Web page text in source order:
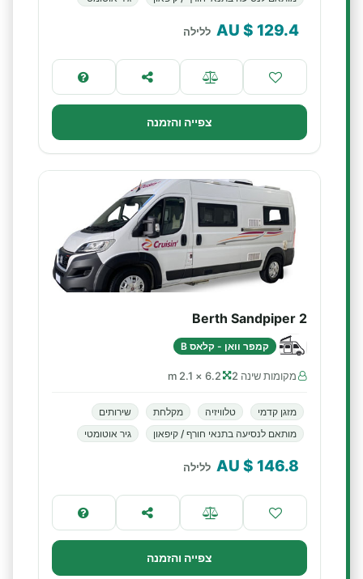
129.4
$ AU ללילה
צפייה והזמנה
2 Berth Sandpiper
קמפר וואן - קלאס B
מקומות שינה 2 6.2 × 2.1 m
מזגן קדמי טלוויזיה מקלחת
שירותים
מותאם לנסיעה בתנאי חורף / קיפאון
גיר אוטומטי
146.8
$ AU ללילה
צפייה והזמנה